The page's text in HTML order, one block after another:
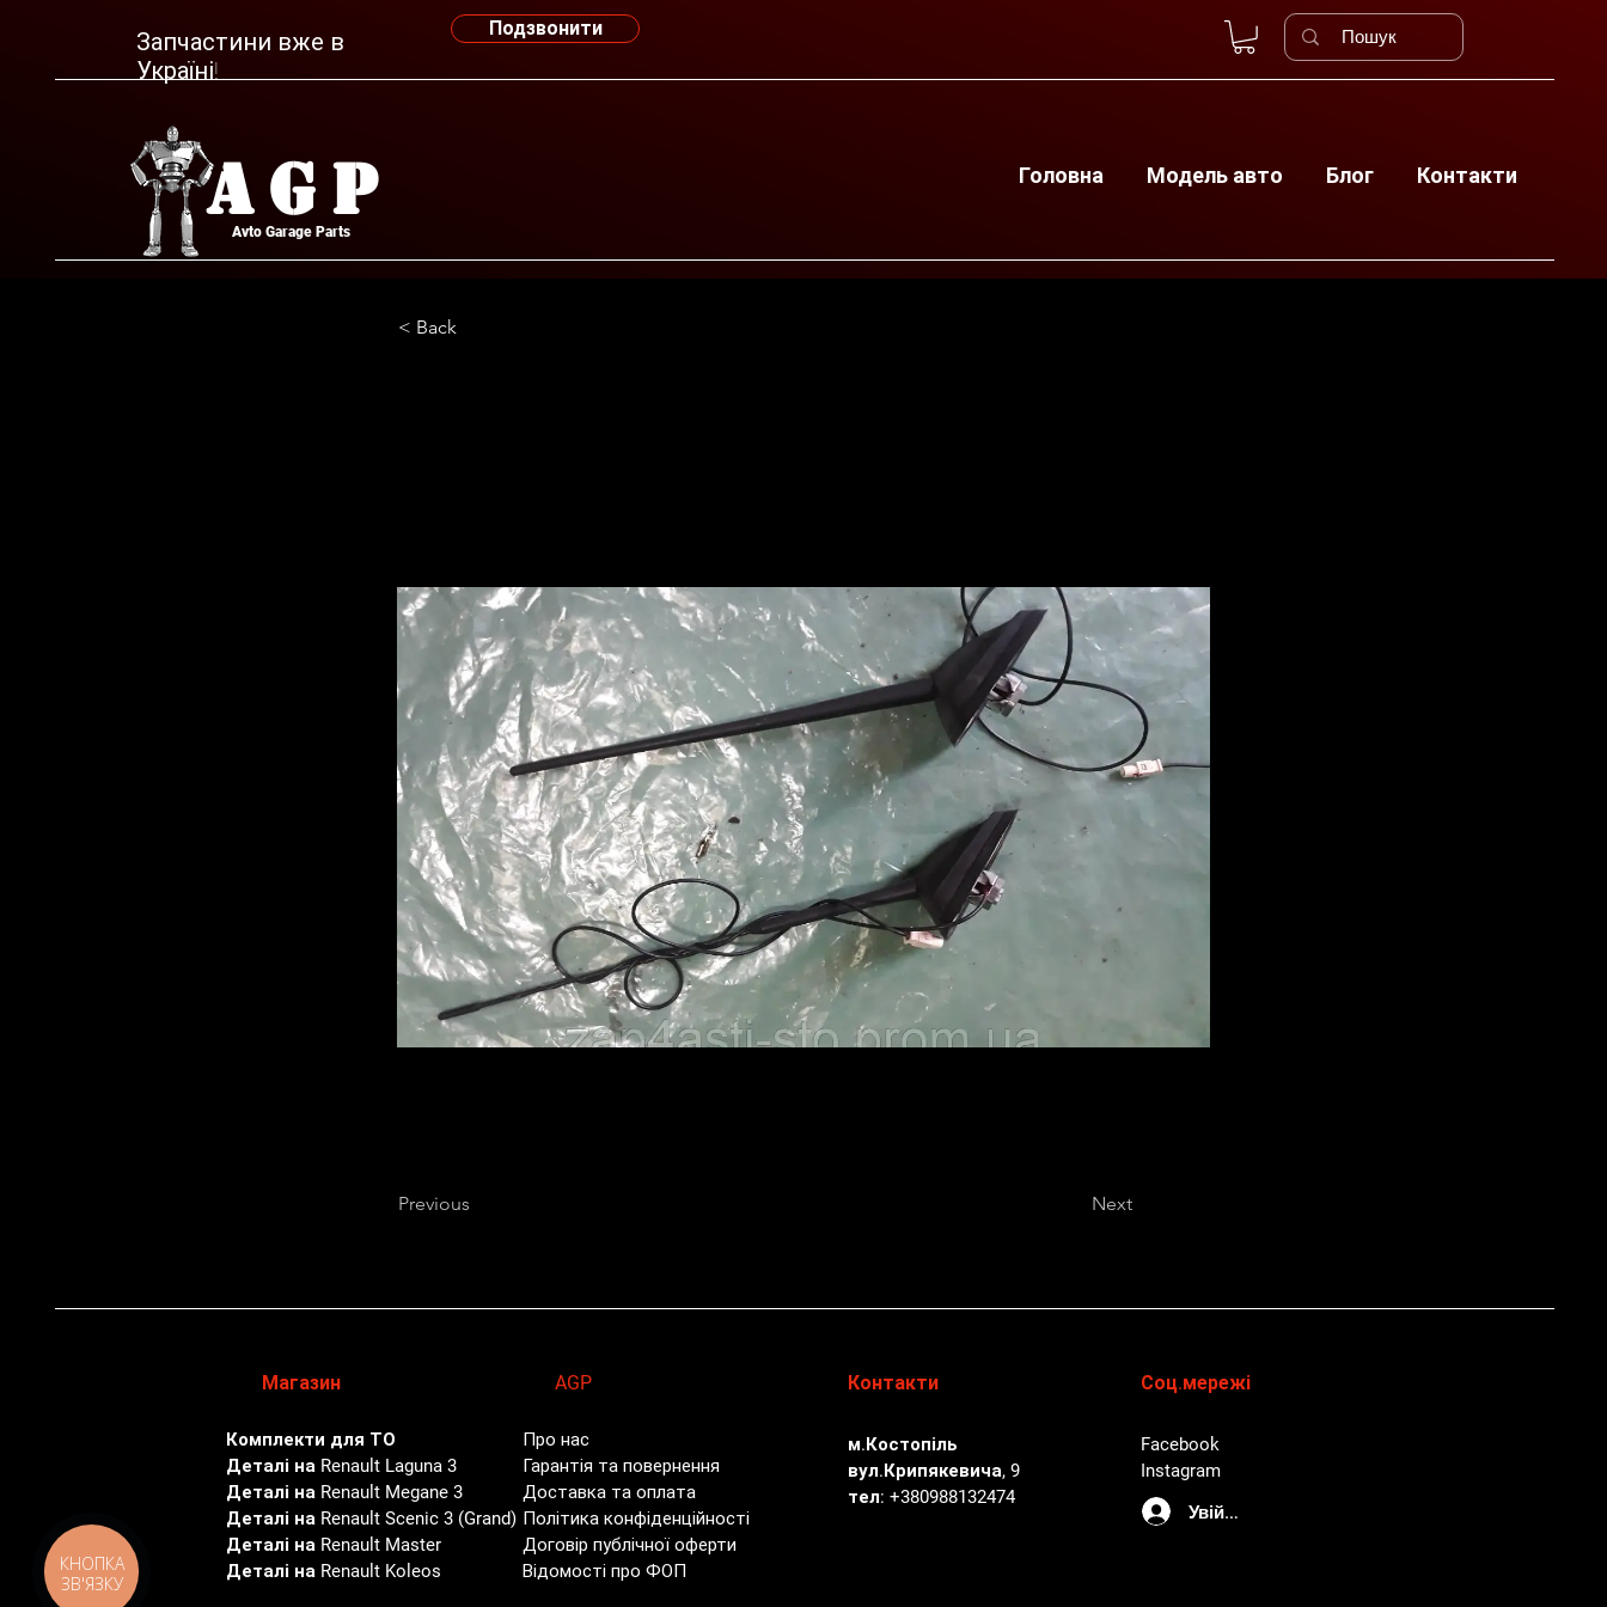
Запчастини вже в
Україні!
Подзвонити
AGP
Avto Garage Parts
Головна Модель авто Блог Контакти
< Back
Previous Next
Магазин
Комплекти для ТО
Деталі на Renault Laguna 3
Деталі на Renault Megane 3
Деталі на Renault Scenic 3 (Grand)
Деталі на Renault Master
Деталі на Renault Koleos
AGP
Про нас
Гарантія та повернення
Доставка та оплата
Політика конфіденційності
Договір публічної оферти
Відомості про ФОП
Контакти
м.Костопіль
вул.Крипякевича, 9
тел: +380988132474
Соц.мережі
Facebook
Instagram
Увійти
КНОПКА
ЗВ'ЯЗКУ